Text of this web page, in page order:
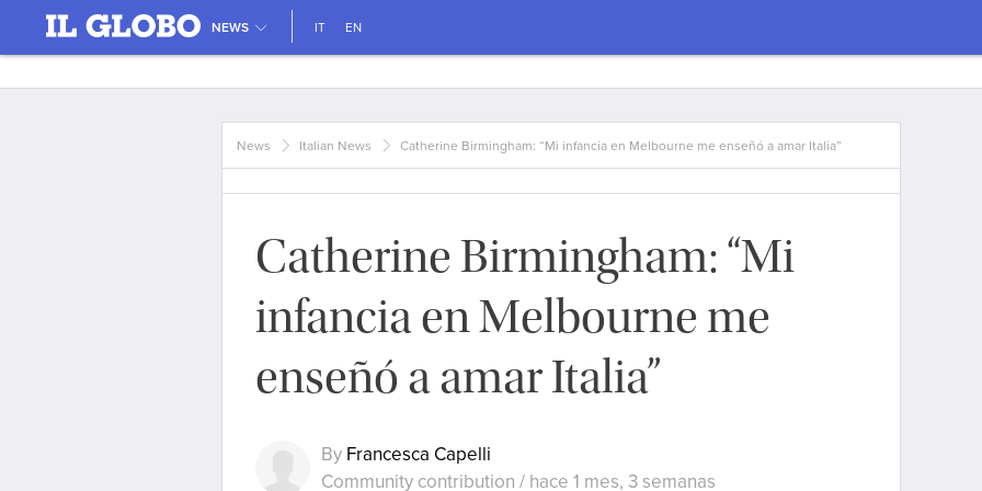
NEWS IT EN
News Italian News Catherine Birmingham: “Mi infancia en Melbourne me enseñó a amar Italia”
Catherine Birmingham: “Mi
infancia en Melbourne me
enseñó a amar Italia”
By Francesca Capelli
Community contribution / hace 1 mes, 3 semanas